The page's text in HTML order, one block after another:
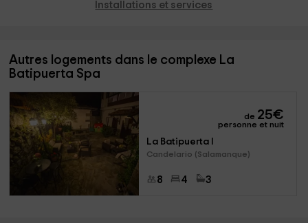
Installations et services
Autres logements dans le complexe La
Batipuerta Spa
de 25€
personne et nuit
La Batipuerta I
Candelario (Salamanque)
8 4 3